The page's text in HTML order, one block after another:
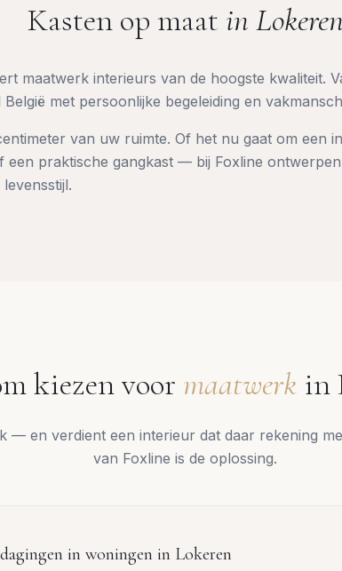
Kasten op maat in Lokeren
maatwerk interieurs van de hoogste kwaliteit.
met persoonlijke begeleiding en
van uw ruimte. Of het nu gaat om een
een praktische gangkast — bij Foxline
kiezen voor maatwerkin
— en verdient een interieur dat daar rekening
van Foxline is de oplossing.
in woningen in Lokeren